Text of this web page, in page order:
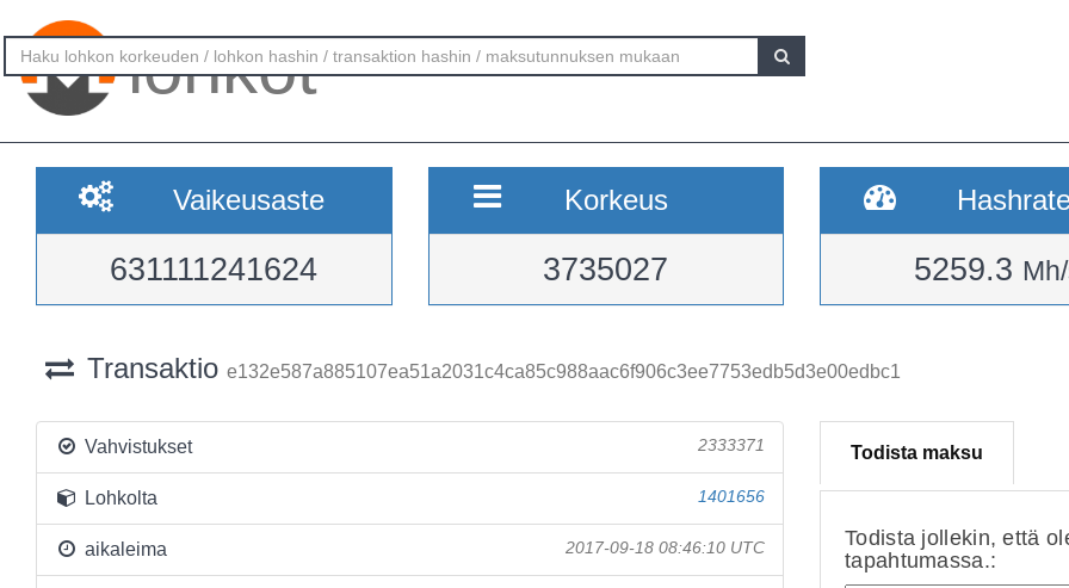
lohkot
Vaikeusaste
631111241624
Korkeus
3735027 5259.3
Transaktio e132e587a885107ea51a2031c4ca85c988aac6f906c3ee7753edb5d3e00edbc1
Vahvistukset 2333371
Lohkolta 1401656
aikaleima 2017-09-18 08:46:10 UTC
Todista maksu
Todista jollekin, että
tapahtumassa.: